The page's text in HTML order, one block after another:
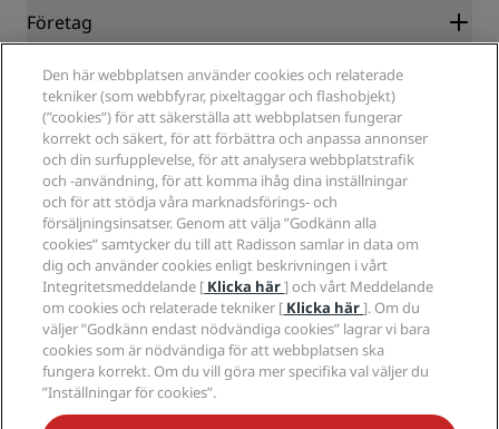
Blog
Destinationer
Radisson Hotels APP
Hotell godkända för sporter
Familjevänliga hotell
Hälsa och säkerhet
Samarbetspartners
Resebyråer
Företag
Radisson Hotel Group
Media
Jobberbjudanden RHG
Jobberbjudanden PPHE
Lediga jobb EHL
The Club by RHG
Utvecklingsmöjligheter
Ansvarsfullt företagande
Anskaffning
Juridiskt
Integritetscenter
Juridiskt meddelande
Radisson Rewards villkor
Webbplatsanvändningsavtal
Digital tillgänglighet
Uttalande om modernt slaveri
Hjälp
Meddelanden till konsumenter
Kontakt
Frågor och svar
Sidkarta
Sociala medier
Radisson Hotels varumärken
Den här webbplatsen använder cookies och relaterade
tekniker (som webbfyrar, pixeltaggar och flashobjekt)
(”cookies”) för att säkerställa att webbplatsen fungerar
korrekt och säkert, för att förbättra och anpassa annonser
och din surfupplevelse, för att analysera webbplatstrafik
och -användning, för att komma ihåg dina inställningar
och för att stödja våra marknadsförings- och
försäljningsinsatser. Genom att välja ”Godkänn alla
cookies” samtycker du till att Radisson samlar in data om
dig och använder cookies enligt beskrivningen i vårt
Integritetsmeddelande [ Klicka här] och vårt Meddelande
om cookies och relaterade tekniker [ Klicka här]. Om du
väljer ”Godkänn endast nödvändiga cookies” lagrar vi bara
cookies som är nödvändiga för att webbplatsen ska
fungera korrekt. Om du vill göra mer specifika val väljer du
”Inställningar för cookies”.